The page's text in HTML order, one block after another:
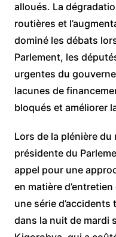
alloués. La
routières et
dominé les débats
Parlement, les
urgentes du
lacunes de
bloqués et améliorer
Lors de la plénière
présidente du
appel pour une
en matière
une série
dans la nuit de mardi